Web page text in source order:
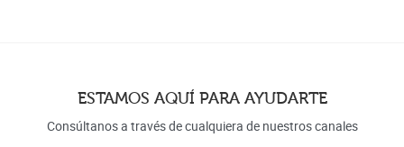
ESTAMOS AQUÍ PARA AYUDARTE
Consúltanos a través de cualquiera de nuestros canales